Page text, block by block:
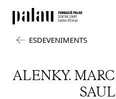
ESDEVENIMENTS
ALENKY.